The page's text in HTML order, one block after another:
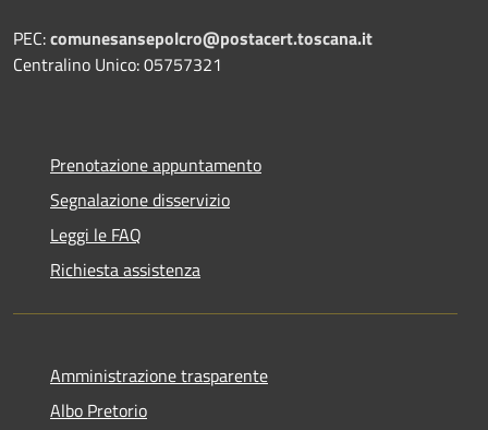
PEC:comunesansepolcro@postacert.toscana.it
Centralino Unico: 05757321
Prenotazione appuntamento
Segnalazione disservizio
Leggi le FAQ
Richiesta assistenza
Amministrazione trasparente
Albo Pretorio